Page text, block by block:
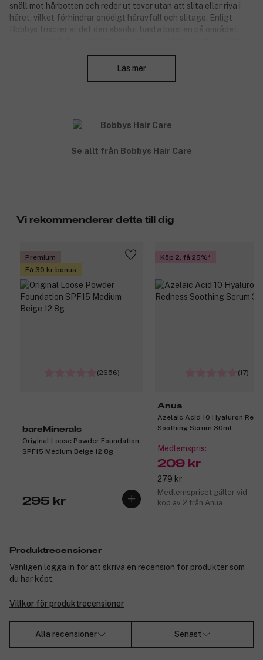
snäll mot hårbotten och reder ut tovor utan att slita eller riva i
håret, vilket förhindrar onödigt håravfall och slitage. Enligt
Bobbys frisörer är det den absolut bästa borsten på området.
nylonborst gör borsten extra skonsam mot både hår och
Läs mer
Se allt från Bobbys Hair Care
Vi rekommenderar detta till dig
Premium
Få 30 kr bonus
(2656)
bareMinerals
Original Loose Powder Foundation
SPF15 Medium Beige 12 8g
295 kr
Köp 2, få 25%
(17)
Anua
Azelaic Acid 10 Hyaluron
Soothing Serum 30ml
Medlemspris:
209 kr
279 kr
Medlemspriset gäller vid
köp av 2 från Anua
Produktrecensioner
Vänligen logga in för att skriva en recension för produkter som
du har köpt.
Villkor för produktrecensioner
Alla recensioner Senast